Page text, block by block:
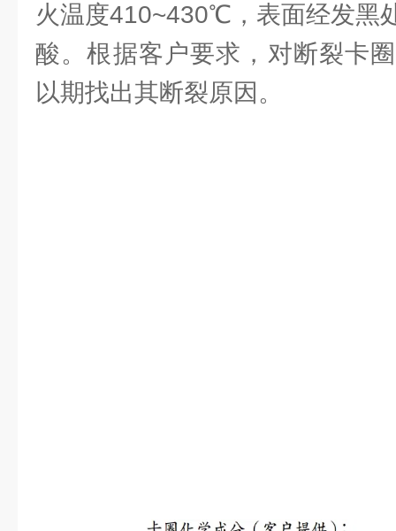
火温度410~430℃，表面经发黑
酸。根据客户要求，对断裂卡
以期找出其断裂原因。